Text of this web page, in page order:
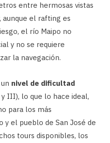
entre hermosas vistas
aunque el rafting es
el río Maipo no
y no se requiere
la navegación.
nivel de dificultad
III), lo que lo hace ideal,
para los más
y el pueblo de San José de
tours disponibles, los